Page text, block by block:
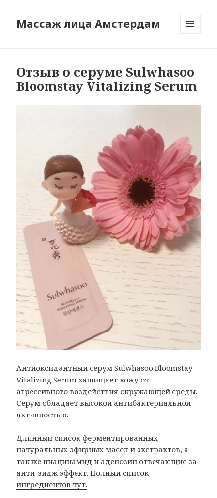
Массаж лица Амстердам
Отзыв о серуме Sulwhasoo
Bloomstay Vitalizing Serum
Антиоксидантный серум Sulwhasoo Bloomstay
Vitalizing Serum защищает кожу от
агрессивного воздействия окружающей среды.
Серум обладает высокой антибактериальной
активностью.
Длинный список ферментированных
натуральных эфирных масел и экстрактов, а
так же ниацинамид и аденозин отвечающие за
анти-эйдж эффект.Полный список
ингредиентов тут.